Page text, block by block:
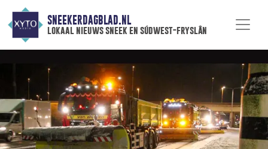
SNEEKERDAGBLAD.NL
lokaal nieuws sneek en súdwest-fryslân